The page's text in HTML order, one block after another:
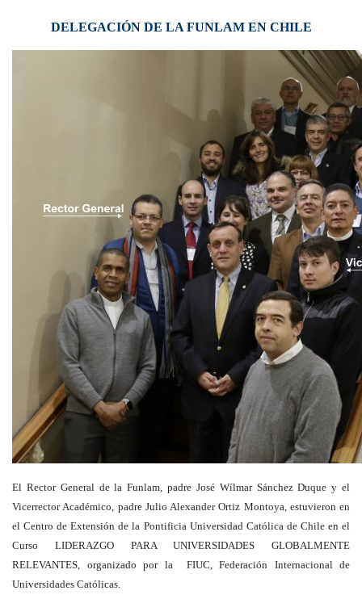
DELEGACIÓN DE LA FUNLAM EN CHILE
El Rector General de la Funlam, padre José Wílmar Sánchez Duque y el
Vicerrector Académico, padre Julio Alexander Ortiz Montoya, estuvieron en
el Centro de Extensión de la Pontificia Universidad Católica de Chile en el
Curso LIDERAZGO PARA UNIVERSIDADES GLOBALMENTE
RELEVANTES, organizado por la FIUC, Federación Internacional de
Universidades Católicas.